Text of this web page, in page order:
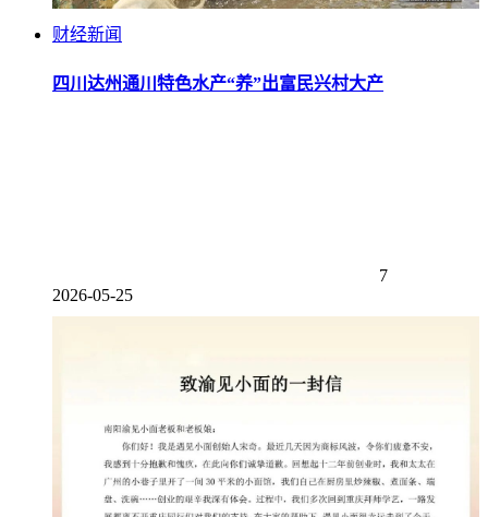
财经新闻
四川达州通川特色水产“养”出富民兴村大产
7
2026-05-25